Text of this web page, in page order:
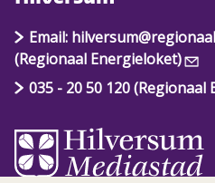
Email:
(Regionaal Energieloket)
035 - 20 50 120 (Regionaal